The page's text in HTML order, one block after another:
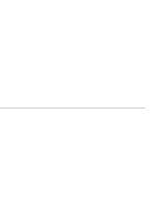
aus der